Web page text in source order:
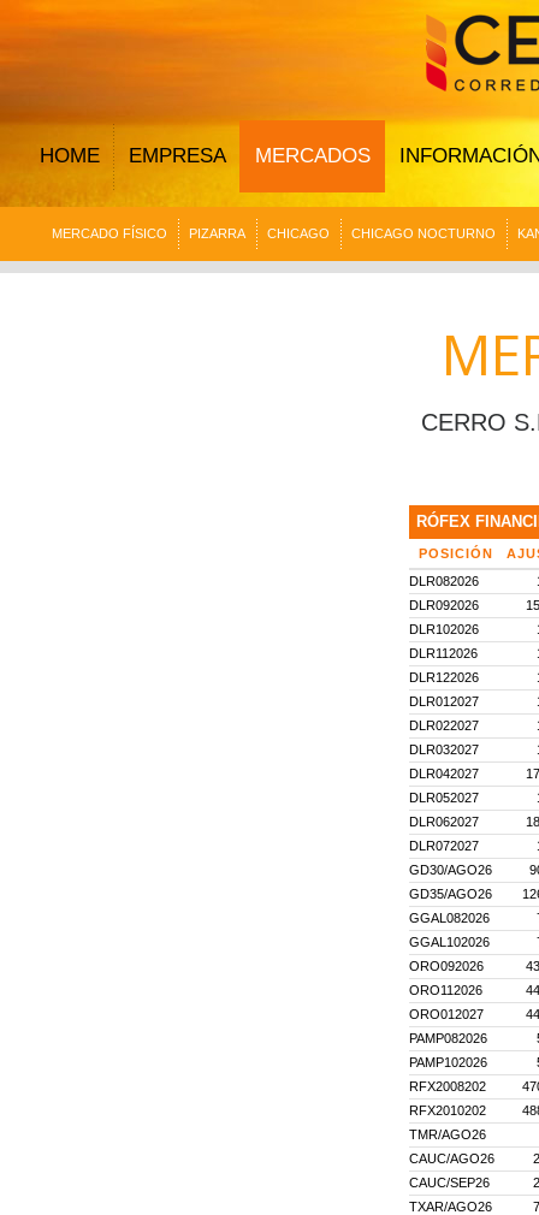
HOME EMPRESA MERCADOS
MERCADO FÍSICO PIZARRA CHICAGO CHICAGO NOCTURNO
CERRO
RÓFEX
POSICIÓN
DLR082026
DLR092026
DLR102026
DLR112026
DLR122026
DLR012027
DLR022027
DLR032027
DLR042027
DLR052027
DLR062027
DLR072027
GD30/AGO26
GD35/AGO26
GGAL082026
GGAL102026
ORO092026
ORO112026
ORO012027
PAMP082026
PAMP102026
RFX2008202
RFX2010202
TMR/AGO26
CAUC/AGO26
CAUC/SEP26
TXAR/AGO26